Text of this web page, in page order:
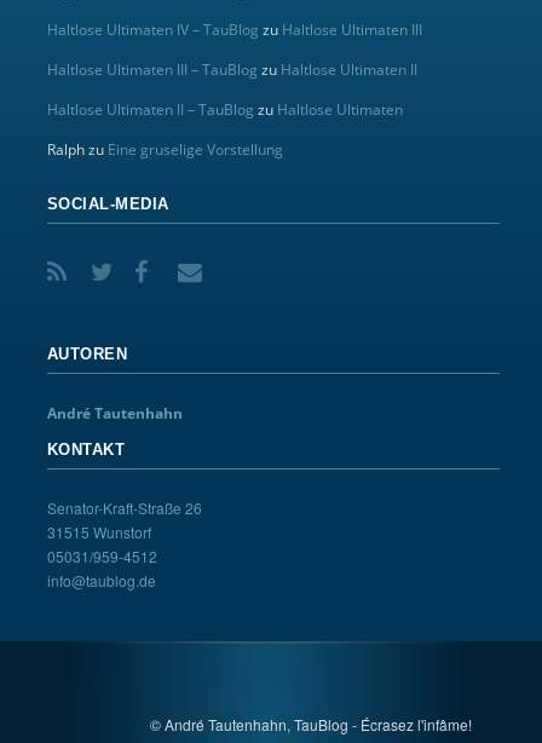
Haltlose Ultimaten IV – TauBlog zu Haltlose Ultimaten III
Haltlose Ultimaten III – TauBlog zu Haltlose Ultimaten II
Haltlose Ultimaten II – TauBlog zu Haltlose Ultimaten
Ralphzu Eine gruselige Vorstellung
SOCIAL-MEDIA
AUTOREN
André Tautenhahn
KONTAKT
Senator-Kraft-Straße 26
31515 Wunstorf
05031/959-4512
info@taublog.de
© André Tautenhahn, TauBlog - Écrasez l'infâme!